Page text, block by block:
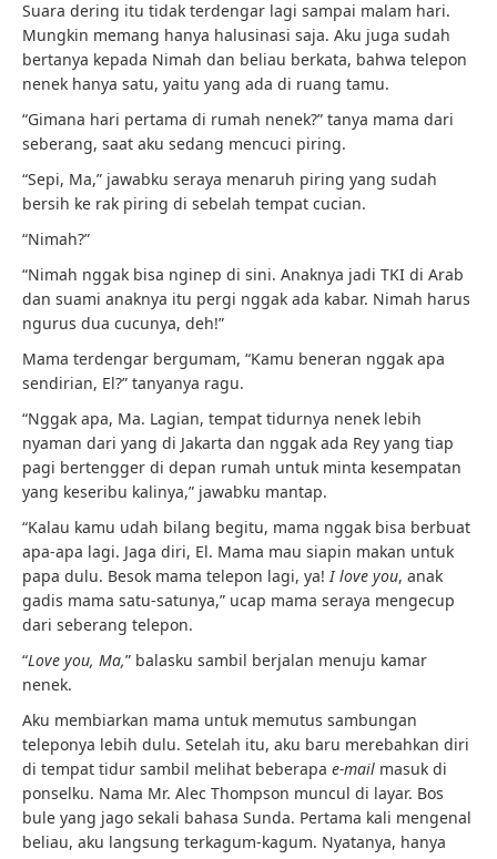
Suara dering itu tidak terdengar lagi sampai malam hari.
Mungkin memang hanya halusinasi saja. Aku juga sudah
bertanya kepada Nimah dan beliau berkata, bahwa telepon
nenek hanya satu, yaitu yang ada di ruang tamu.
“Gimana hari pertama di rumah nenek?” tanya mama dari
seberang, saat aku sedang mencuci piring.
“Sepi, Ma,” jawabku seraya menaruh piring yang sudah
bersih ke rak piring di sebelah tempat cucian.
“Nimah?”
“Nimah nggak bisa nginep di sini. Anaknya jadi TKI di Arab
dan suami anaknya itu pergi nggak ada kabar. Nimah harus
ngurus dua cucunya, deh!”
Mama terdengar bergumam, “Kamu beneran nggak apa
sendirian, El?” tanyanya ragu.
“Nggak apa, Ma. Lagian, tempat tidurnya nenek lebih
nyaman dari yang di Jakarta dan nggak ada Rey yang tiap
pagi bertengger di depan rumah untuk minta kesempatan
yang keseribu kalinya,” jawabku mantap.
“Kalau kamu udah bilang begitu, mama nggak bisa berbuat
apa-apa lagi. Jaga diri, El. Mama mau siapin makan untuk
papa dulu. Besok mama telepon lagi, ya!I love you, anak
gadis mama satu-satunya,” ucap mama seraya mengecup
dari seberang telepon.
“Love you, Ma,” balasku sambil berjalan menuju kamar
nenek.
Aku membiarkan mama untuk memutus sambungan
teleponya lebih dulu. Setelah itu, aku baru merebahkan diri
di tempat tidur sambil melihat beberapa e-mail masuk di
ponselku. Nama Mr. Alec Thompson muncul di layar. Bos
bule yang jago sekali bahasa Sunda. Pertama kali mengenal
beliau, aku langsung terkagum-kagum. Nyatanya, hanya